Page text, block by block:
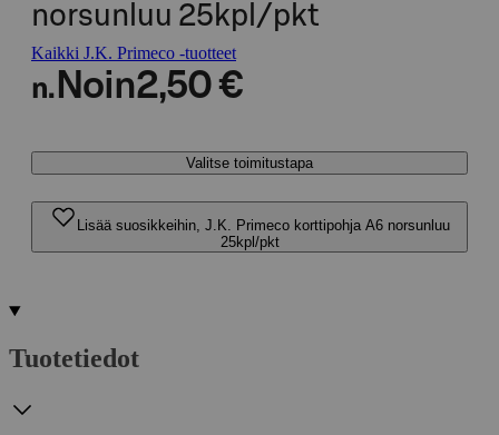
norsunluu 25kpl/pkt
Kaikki J.K. Primeco -tuotteet
n. Noin2,50 €
Valitse toimitustapa
Lisää suosikkeihin, J.K. Primeco korttipohja A6 norsunluu
25kpl/pkt
Tuotetiedot